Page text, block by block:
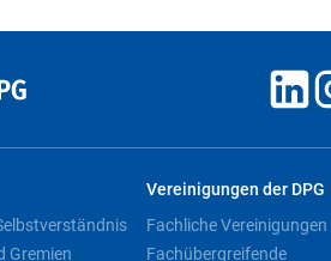
Gremien
Vereinigungen der DPG
Fachliche Vereinigungen
Fachübergreifende